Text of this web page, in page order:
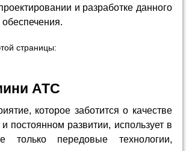
и разработке данного
страницы:
АТС
которое заботится о качестве
постоянном развитии, использует в
только передовые технологии,